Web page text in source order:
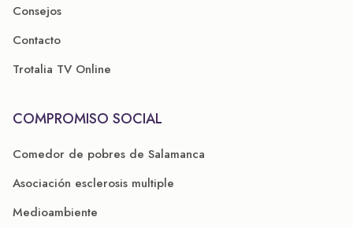
Consejos
Contacto
Trotalia TV Online
COMPROMISO SOCIAL
Comedor de pobres de Salamanca
Asociación esclerosis multiple
Medioambiente